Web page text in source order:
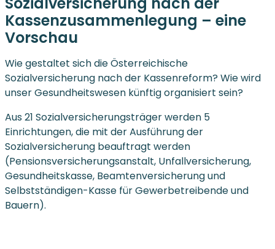
Kassenzusammenlegung – eine
Vorschau
Wie gestaltet sich die Österreichische
Sozialversicherung nach der Kassenreform? Wie wird
unser Gesundheitswesen künftig organisiert sein?
Aus 21 Sozialversicherungsträger werden 5
Einrichtungen, die mit der Ausführung der
Sozialversicherung beauftragt werden
(Pensionsversicherungsanstalt, Unfallversicherung,
Gesundheitskasse, Beamtenversicherung und
Selbstständigen-Kasse für Gewerbetreibende und
Bauern).